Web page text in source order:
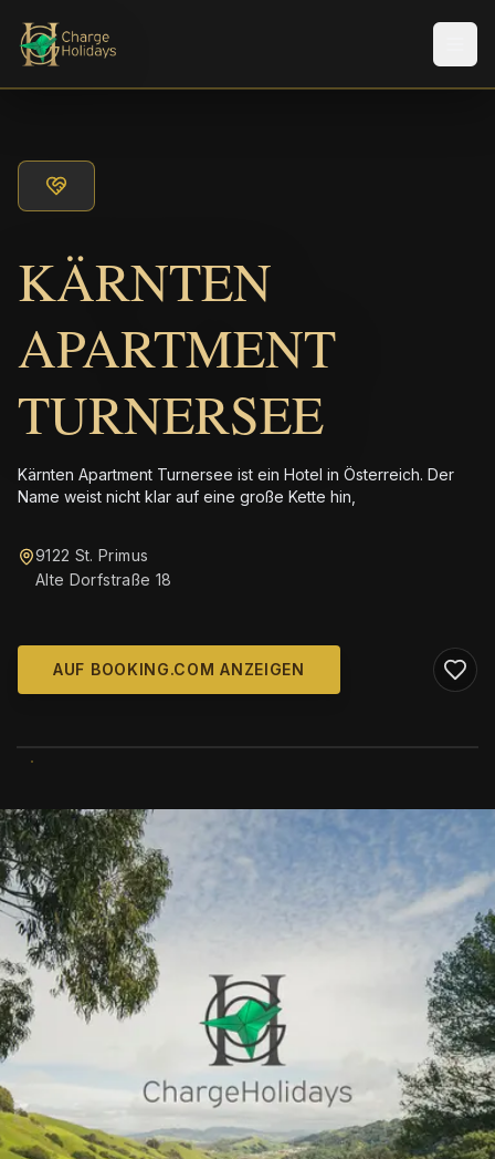
KÄRNTEN
APARTMENT
TURNERSEE
Kärnten Apartment Turnersee ist ein Hotel in Österreich. Der
Name weist nicht klar auf eine große Kette hin,
9122 St. Primus
Alte Dorfstraße 18
AUF BOOKING.COM ANZEIGEN